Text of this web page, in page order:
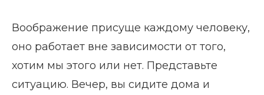
Воображение присуще каждому человеку,
оно работает вне зависимости от того,
хотим мы этого или нет. Представьте
ситуацию. Вечер, вы сидите дома и